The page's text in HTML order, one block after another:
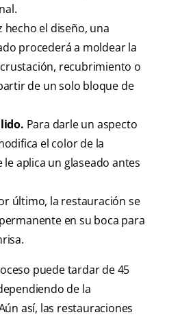
hecho el diseño, una
procederá a moldear la
recubrimiento o
de un solo bloque de
Para darle un aspecto
el color de la
aplica un glaseado antes
último, la restauración se
en su boca para
puede tardar de 45
de la
así, las restauraciones